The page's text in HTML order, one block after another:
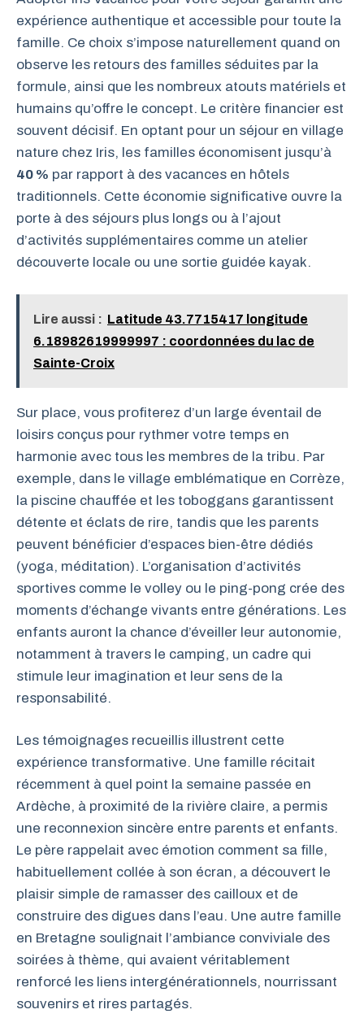
expérience authentique et accessible pour toute la
famille. Ce choix s’impose naturellement quand on
observe les retours des familles séduites par la
formule, ainsi que les nombreux atouts matériels et
humains qu’offre le concept. Le critère financier est
souvent décisif. En optant pour un séjour en village
nature chez Iris, les familles économisent jusqu’à
40 % par rapport à des vacances en hôtels
traditionnels. Cette économie significative ouvre la
porte à des séjours plus longs ou à l’ajout
d’activités supplémentaires comme un atelier
découverte locale ou une sortie guidée kayak.
Lire aussi : Latitude 43.7715417 longitude
6.18982619999997 : coordonnées du lac de
Sainte-Croix
Sur place, vous profiterez d’un large éventail de
loisirs conçus pour rythmer votre temps en
harmonie avec tous les membres de la tribu. Par
exemple, dans le village emblématique en Corrèze,
la piscine chauffée et les toboggans garantissent
détente et éclats de rire, tandis que les parents
peuvent bénéficier d’espaces bien-être dédiés
(yoga, méditation). L’organisation d’activités
sportives comme le volley ou le ping-pong crée des
moments d’échange vivants entre générations. Les
enfants auront la chance d’éveiller leur autonomie,
notamment à travers le camping, un cadre qui
stimule leur imagination et leur sens de la
responsabilité.
Les témoignages recueillis illustrent cette
expérience transformative. Une famille récitait
récemment à quel point la semaine passée en
Ardèche, à proximité de la rivière claire, a permis
une reconnexion sincère entre parents et enfants.
Le père rappelait avec émotion comment sa fille,
habituellement collée à son écran, a découvert le
plaisir simple de ramasser des cailloux et de
construire des digues dans l’eau. Une autre famille
en Bretagne soulignait l’ambiance conviviale des
soirées à thème, qui avaient véritablement
renforcé les liens intergénérationnels, nourrissant
souvenirs et rires partagés.